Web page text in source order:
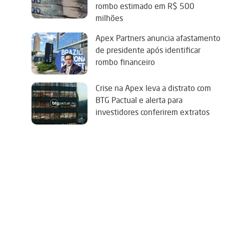
rombo estimado em R$ 500
milhões
Apex Partners anuncia afastamento
de presidente após identificar
rombo financeiro
Crise na Apex leva a distrato com
BTG Pactual e alerta para
investidores conferirem extratos